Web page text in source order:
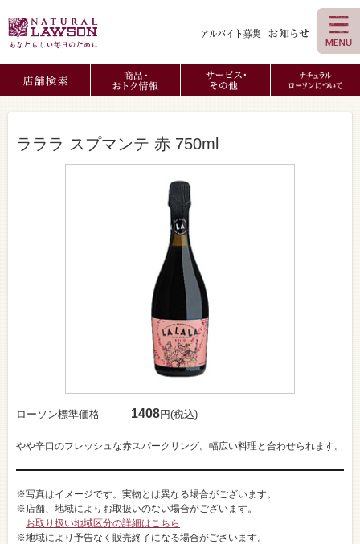
ラララ スプマンテ 赤 750ml
ローソン標準価格 1408円(税込)
やや辛口のフレッシュな赤スパークリング。幅広い料理と合わせられます。
※写真はイメージです。実物とは異なる場合がございます。
※店舗、地域によりお取扱いのない場合がございます。
お取り扱い地域区分の詳細はこちら
※地域により予告なく販売終了になる場合がございます。